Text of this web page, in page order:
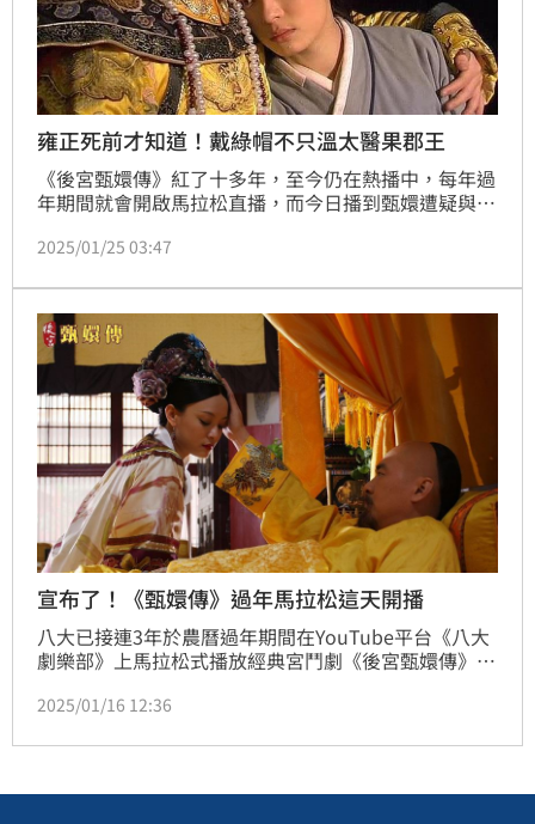
雍正死前才知道！戴綠帽不只溫太醫果郡王
《後宮甄嬛傳》紅了十多年，至今仍在熱播中，每年過
年期間就會開啟馬拉松直播，而今日播到甄嬛遭疑與他
重重，有網友就整理，不只溫太醫和果郡王，還有一人
2025/01/25 03:47
宣布了！《甄嬛傳》過年馬拉松這天開播
八大已接連3年於農曆過年期間在YouTube平台《八大
劇樂部》上馬拉松式播放經典宮鬥劇《後宮甄嬛傳》，
小時馬拉松直播，將於1月23日晚間6點於八大劇樂部
2025/01/16 12:36